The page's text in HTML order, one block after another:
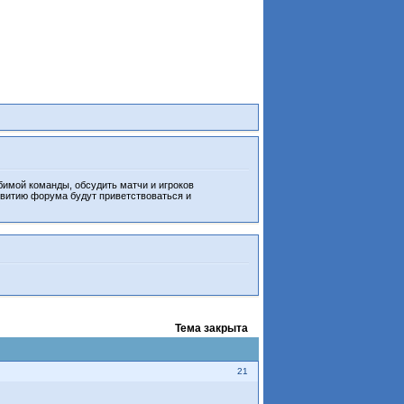
команды, обсудить матчи и игроков
форума будут приветствоваться и
Тема закрыта
21